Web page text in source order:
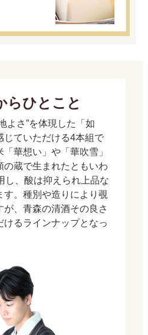
らひとこと
よさ”を体現した「如
じていただける4本組で
華想い」や「華吹雪」
の蔵で生まれたともいわ
し、酸は抑えられ上品な
す。種別や造りにより覗
、青森の清酒その良さ
けるラインナップとなっ